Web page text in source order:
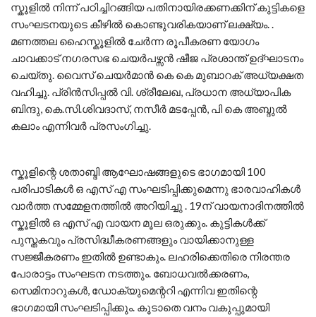
സ്കൂളിൽ നിന്ന് പഠിച്ചിറങ്ങിയ പതിനായിരക്കണക്കിന് കുട്ടികളെ
സംഘടനയുടെ കീഴിൽ കൊണ്ടുവരികയാണ് ലക്ഷ്യം. .
മണത്തല ഹൈസ്കൂളിൽ ചേർന്ന രൂപീകരണ യോഗം
ചാവക്കാട് നഗരസഭ ചെയർപഴ്സൻ ഷീജ പ്രശാന്ത് ഉദ്ഘാടനം
ചെയ്തു. വൈസ് ചെയർമാൻ കെ കെ മുബാറക് അധ്യക്ഷത
വഹിച്ചു. പ്രിൻസിപ്പൽ വി. ശ്രീലേഖ, പ്രധാന അധ്യാപിക
ബിന്ദു, കെ.സി.ശിവദാസ്, നസീർ മടപ്പേൻ, പി കെ അബ്ദുൽ
കലാം എന്നിവർ പ്രസംഗിച്ചു.
സ്കൂളിന്റെ ശതാബ്ദി ആഘോഷങ്ങളുടെ ഭാഗമായി 100
പരിപാടികൾ ഒ എസ് എ സംഘടിപ്പിക്കുമെന്നു ഭാരവാഹികൾ
വാർത്ത സമ്മേളനത്തിൽ അറിയിച്ചു . 19ന് വായനാദിനത്തിൽ
സ്കൂളിൽ ഒ എസ് എ വായന മൂല ഒരുക്കും. കുട്ടികൾക്ക്
പുസ്തകവും പ്രസിദ്ധീകരണങ്ങളും വായിക്കാനുള്ള
സജ്ജീകരണം ഇതിൽ ഉണ്ടാകും. ലഹരിക്കെതിരെ നിരന്തര
പോരാട്ടം സംഘടന നടത്തും. ബോധവൽക്കരണം,
സെമിനാറുകൾ, ഡോക്യുമെന്ററി എന്നിവ ഇതിന്റെ
ഭാഗമായി സംഘടിപ്പിക്കും. കൂടാതെ വനം വകുപ്പുമായി